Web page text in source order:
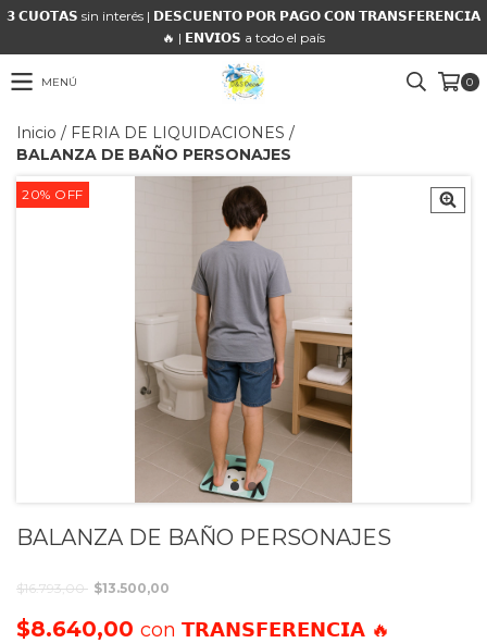
𝟯 𝗖𝗨𝗢𝗧𝗔𝗦 sin interés | 𝗗𝗘𝗦𝗖𝗨𝗘𝗡𝗧𝗢 𝗣𝗢𝗥 𝗣𝗔𝗚𝗢 𝗖𝗢𝗡 𝗧𝗥𝗔𝗡𝗦𝗙𝗘𝗥𝗘𝗡𝗖𝗜𝗔
🔥 | 𝗘𝗡𝗩𝗜𝗢𝗦 a todo el país
MENÚ 0
Inicio / FERIA DE LIQUIDACIONES /
BALANZA DE BAÑO PERSONAJES
20% OFF
BALANZA DE BAÑO PERSONAJES
$16.793,00 $13.500,00
$8.640,00 con 𝗧𝗥𝗔𝗡𝗦𝗙𝗘𝗥𝗘𝗡𝗖𝗜𝗔 🔥